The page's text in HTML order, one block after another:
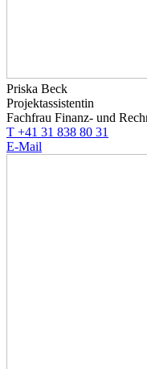
Priska Beck
Projektassistentin
Fachfrau Finanz- und
T +41 31 838 80 31
E-Mail